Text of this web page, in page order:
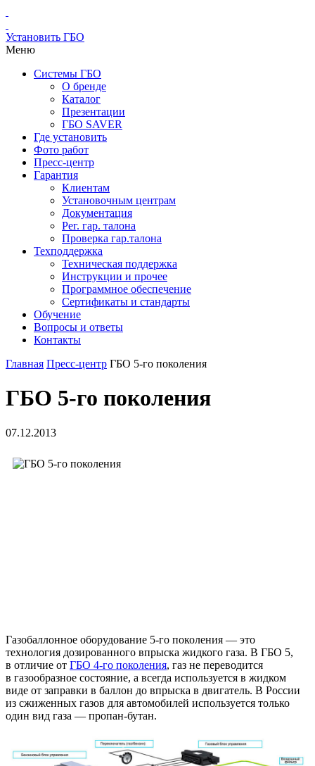
Установить ГБО
Меню
Системы ГБО
О бренде
Каталог
Презентации
ГБО SAVER
Где установить
Фото работ
Пресс-центр
Гарантия
Клиентам
Установочным центрам
Документация
Рег. гар. талона
Проверка гар.талона
Техподдержка
Техническая поддержка
Инструкции и прочее
Программное обеспечение
Сертификаты и стандарты
Обучение
Вопросы и ответы
Контакты
Главная Пресс-центр ГБО 5-го поколения
ГБО 5-го поколения
07.12.2013
Газобаллонное оборудование 5-го поколения — это
технология дозированного впрыска жидкого газа. В ГБО 5,
в отличие от ГБО 4-го поколения, газ не переводится
в газообразное состояние, а всегда используется в жидком
виде от заправки в баллон до впрыска в двигатель. В России
из сжиженных газов для автомобилей используется только
один вид газа — пропан-бутан.